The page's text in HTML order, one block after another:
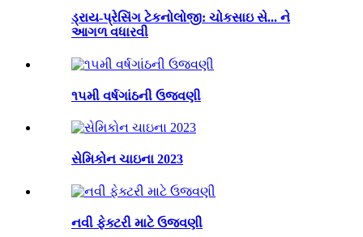
ડ્રાય-પ્રેસિંગ ટેકનોલોજી: ચોકસાઇ સે... ને
આગળ વધારવી
૧૫મી વર્ષગાંઠની ઉજવણી
સેમિકોન ચાઇના 2023
નવી ફેક્ટરી માટે ઉજવણી